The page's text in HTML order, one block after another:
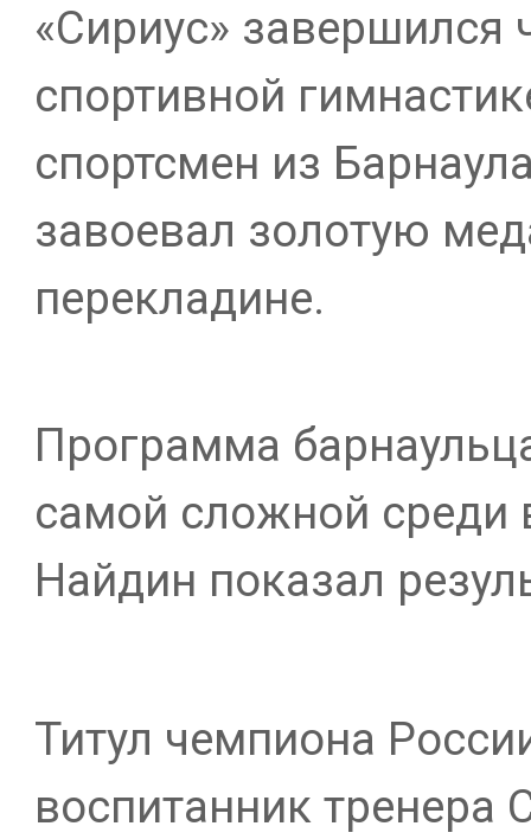
«Сириус» завершился
спортивной
спортсмен из
завоевал золотую
перекладине.
Программа
самой сложной среди
Найдин показал
Титул чемпиона
воспитанник тренера